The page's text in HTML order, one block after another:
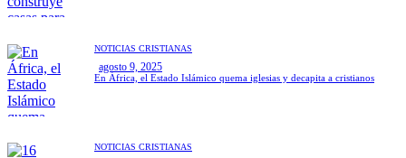
NOTICIAS CRISTIANAS
agosto 9, 2025
En África, el Estado Islámico quema iglesias y decapita a cristianos
NOTICIAS CRISTIANAS